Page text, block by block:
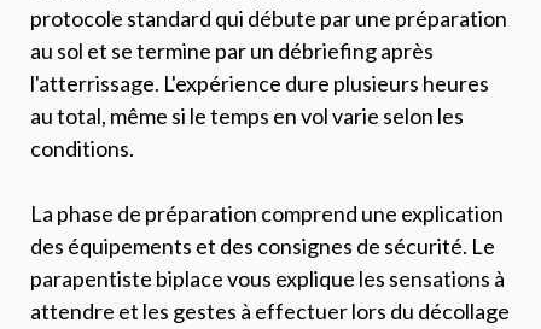
protocole standard qui débute par une préparation
au sol et se termine par un débriefing après
l'atterrissage. L'expérience dure plusieurs heures
au total, même si le temps en vol varie selon les
conditions.
La phase de préparation comprend une explication
des équipements et des consignes de sécurité. Le
parapentiste biplace vous explique les sensations à
attendre et les gestes à effectuer lors du décollage